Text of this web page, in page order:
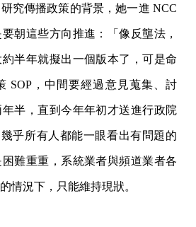
究傳播政策的背景，她一進 NCC
朝這些方向推進：「像反壟法，
半年就擬出一個版本了，可是命
SOP，中間要經過意見蒐集、討
半，直到今年年初才送進行政院
幾乎所有人都能一眼看出有問題的
難重重，系統業者與頻道業者各
情況下，只能維持現狀。